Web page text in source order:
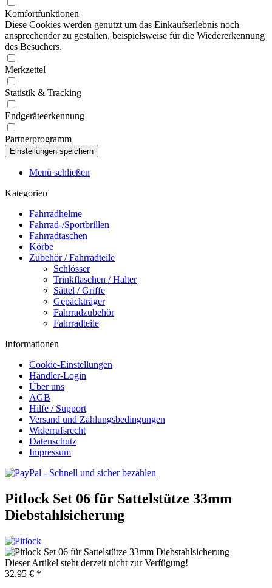
Komfortfunktionen
Diese Cookies werden genutzt um das Einkaufserlebnis noch
ansprechender zu gestalten, beispielsweise für die Wiedererkennung
des Besuchers.
Merkzettel
Statistik & Tracking
Endgeräteerkennung
Partnerprogramm
Menü schließen
Kategorien
Fahrradhelme
Fahrrad-/Sportbrillen
Fahrradtaschen
Körbe
Zubehör / Fahrradteile
Schlösser
Trinkflaschen / Halter
Sättel / Griffe
Gepäckträger
Fahrradzubehör
Fahrradteile
Informationen
Cookie-Einstellungen
Händler-Login
Über uns
AGB
Hilfe / Support
Versand und Zahlungsbedingungen
Widerrufsrecht
Datenschutz
Impressum
Pitlock Set 06 für Sattelstütze 33mm
Diebstahlsicherung
Dieser Artikel steht derzeit nicht zur Verfügung!
32,95 € *